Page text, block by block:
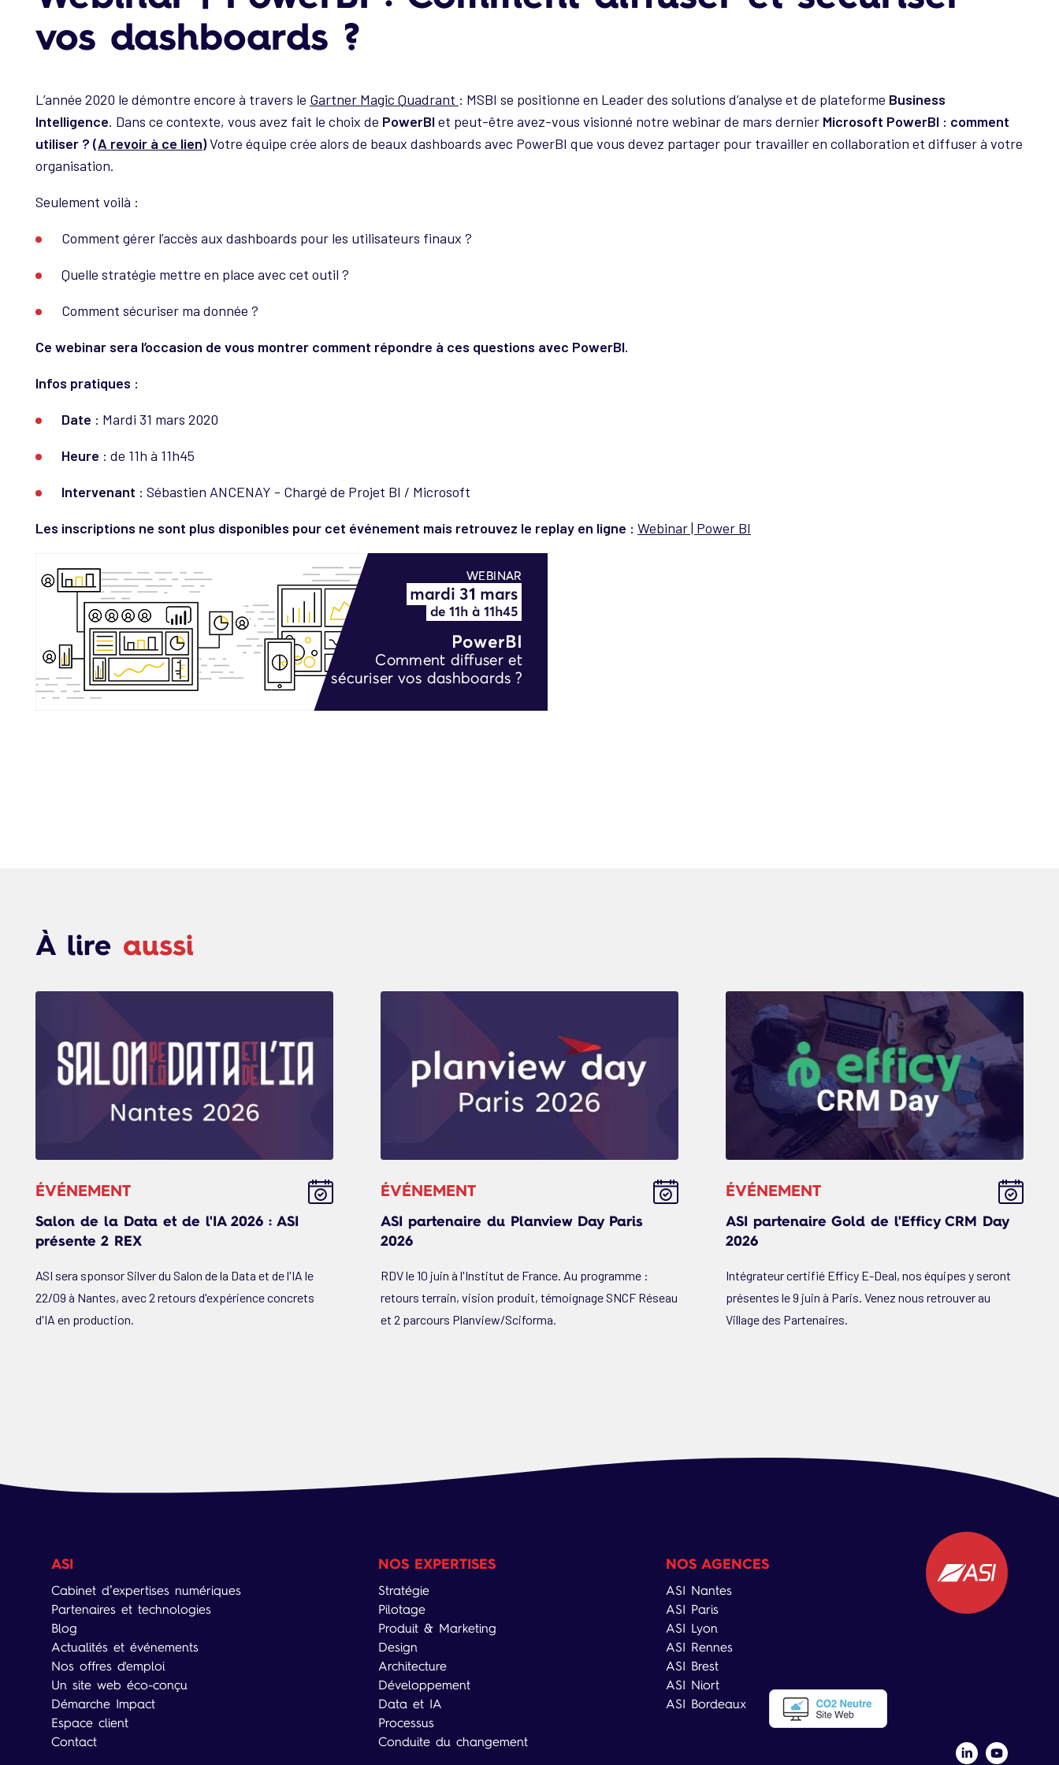
vos dashboards ?
L’année 2020 le démontre encore à travers le Gartner Magic Quadrant : MSBI se positionne en Leader des solutions d’analyse et de plateforme Business
Intelligence. Dans ce contexte, vous avez fait le choix de PowerBIet peut-être avez-vous visionné notre webinar de mars dernier Microsoft PowerBI : comment
utiliser ? (A revoir à ce lien)Votre équipe crée alors de beaux dashboards avec PowerBI que vous devez partager pour travailler en collaboration et diffuser à votre
organisation.
Seulement voilà :
Comment gérer l’accès aux dashboards pour les utilisateurs finaux ?
Quelle stratégie mettre en place avec cet outil ?
Comment sécuriser ma donnée ?
Ce webinar sera l’occasion de vous montrer comment répondre à ces questions avec PowerBI.
Infos pratiques :
Date : Mardi 31 mars 2020
Heure : de 11h à 11h45
Intervenant : Sébastien ANCENAY - Chargé de Projet BI / Microsoft
​Les inscriptions ne sont plus disponibles pour cet événement mais retrouvez le replay en ligne : Webinar | Power BI
À lire aussi
ÉVÉNEMENT
Salon de la Data et de l'IA 2026 : ASI
présente 2 REX
ASI sera sponsor Silver du Salon de la Data et de l'IA le
22/09 à Nantes, avec 2 retours d'expérience concrets
d'IA en production.
ÉVÉNEMENT
ASI partenaire du Planview Day Paris
2026
RDV le 10 juin à l'Institut de France. Au programme :
retours terrain, vision produit, témoignage SNCF Réseau
et 2 parcours Planview/Sciforma.
ÉVÉNEMENT
ASI partenaire Gold de l'Efficy CRM Day
2026
Intégrateur certifié Efficy E-Deal, nos équipes y seront
présentes le 9 juin à Paris. Venez nous retrouver au
Village des Partenaires.
ASI
Cabinet d’expertises numériques
Partenaires et technologies
Blog
Actualités et événements
Nos offres d'emploi
Un site web éco-conçu
Démarche Impact
Espace client
Contact
NOS EXPERTISES
Stratégie
Pilotage
Produit & Marketing
Design
Architecture
Développement
Data et IA
Processus
Conduite du changement
NOS AGENCES
ASI Nantes
ASI Paris
ASI Lyon
ASI Rennes
ASI Brest
ASI Niort
ASI Bordeaux